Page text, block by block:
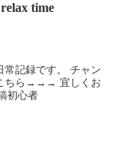
time
常記録です。 チャン
ちら→→→ 宜しくお
初心者